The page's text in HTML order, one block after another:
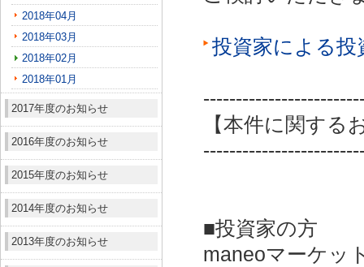
2018年04月
2018年03月
2018年02月
2018年01月
2017年度のお知らせ
2016年度のお知らせ
2015年度のお知らせ
2014年度のお知らせ
2013年度のお知らせ
投資家による
【本件に関する
■投資家の方
maneoマーケッ